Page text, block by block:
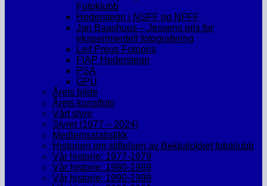
Fotoklubb
Hederstegn i NSFF og NFFF
Jan Baashuus – Jessens pris for
eksperimentell fotografering
Leif Preus Fotopris
FIAP Hederstegn
PSA
GPU
Årets bilde
Årets kunstfoto
Vårt styre
Styret (1977 – 2024)
Medlemsstatistikk
Historien om stiftelsen av Bekkalokket fotoklubb
Vår historie: 1977-1979
Vår historie: 1980-1989
Vår historie: 1990-1999